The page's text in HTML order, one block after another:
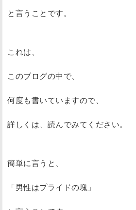
と言うことです。
これは、
このブログの中で、
何度も書いていますので、
詳しくは、読んでみてください。
簡単に言うと、
「男性はプライドの塊」